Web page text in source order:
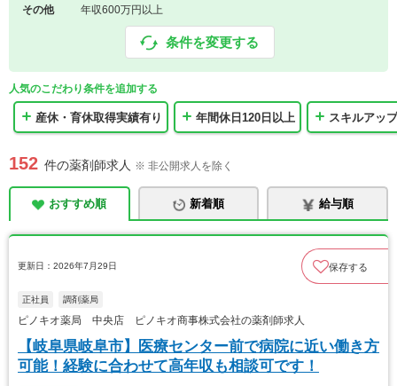
その他
年収600万円以上
条件を変更する
人気のこだわり条件を追加する
産休・育休取得実績有り 年間休日120日以上 スキルアップ
152 件の薬剤師求人 ※ 非公開求人を除く
おすすめ順 新着順 給与順
更新日：2026年7月29日 保存する
正社員 調剤薬局
ピノキオ薬局 中央店 ピノキオ商事株式会社の薬剤師求人
【岐阜県岐阜市】医療センター前で病院に近い働き方
可能！経験に合わせて高年収も相談可です！